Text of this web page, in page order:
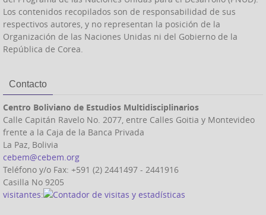
Los contenidos recopilados son de responsabilidad de sus
respectivos autores, y no representan la posición de la
Organización de las Naciones Unidas ni del Gobierno de la
República de Corea.
Contacto
Centro Boliviano de Estudios Multidisciplinarios
Calle Capitán Ravelo No. 2077, entre Calles Goitia y Montevideo
frente a la Caja de la Banca Privada
La Paz, Bolivia
cebem@cebem.org
Teléfono y/o Fax: +591 (2) 2441497 - 2441916
Casilla No 9205
visitantes: